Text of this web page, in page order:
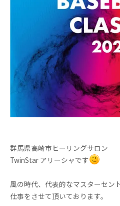
群馬県高崎市ヒーリングサロン
TwinStar アリーシャです
風の時代、代表的なマスターセン
仕事をさせて頂いております。